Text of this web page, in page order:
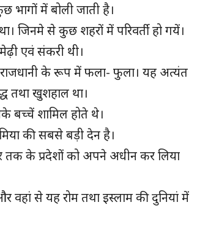
में बोली जाती है।
जिनमे से कुछ शहरों में परिवर्ती हो गयें।
एवं संकरी थी।
राजधानी के रूप में फला- फुला। यह अत्यंत
तथा खुशहाल था।
बच्चें शामिल होते थे।
की सबसे बड़ी देन है।
तक के प्रदेशों को अपने अधीन कर लिया
वहां से यह रोम तथा इस्लाम की दुनियां में